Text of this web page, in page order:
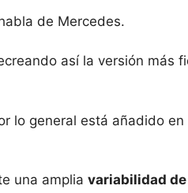
de Mercedes.
así la versión más
lo general está añadido en
una amplia variabilidad de